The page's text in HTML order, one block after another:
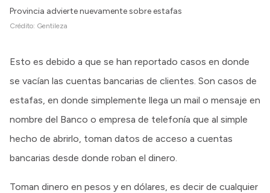
Provincia advierte nuevamente sobre estafas
Crédito: Gentileza
Esto es debido a que se han reportado casos en donde
se vacían las cuentas bancarias de clientes. Son casos de
estafas, en donde simplemente llega un mail o mensaje en
nombre del Banco o empresa de telefonía que al simple
hecho de abrirlo, toman datos de acceso a cuentas
bancarias desde donde roban el dinero.
Toman dinero en pesos y en dólares, es decir de cualquier